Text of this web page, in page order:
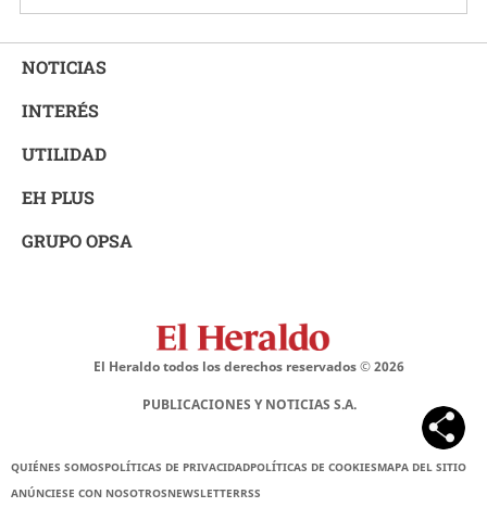
NOTICIAS
INTERÉS
UTILIDAD
EH PLUS
GRUPO OPSA
El Heraldo todos los derechos reservados ©2026
PUBLICACIONES Y NOTICIAS S.A.
QUIÉNES SOMOSPOLÍTICAS DE PRIVACIDADPOLÍTICAS DE COOKIESMAPA DEL SITIO
ANÚNCIESE CON NOSOTROSNEWSLETTERRSS